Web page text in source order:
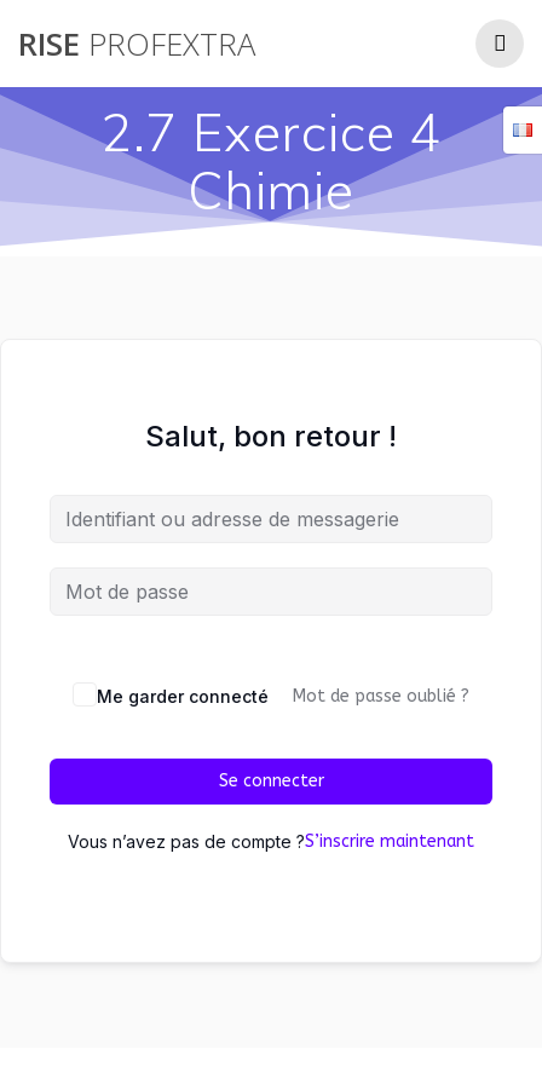
RISE PROFEXTRA
2.7 Exercice 4
Chimie
Salut, bon retour !
Me garder connecté Mot de passe oublié ?
Se connecter
Vous n’avez pas de compte ?S’inscrire maintenant